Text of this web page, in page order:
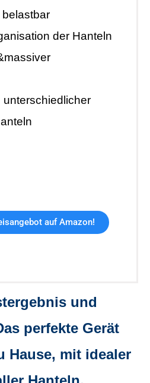
der Hanteln
unterschiedlicher
auf Amazon!
und
perfekte Gerät
Hause, mit idealer